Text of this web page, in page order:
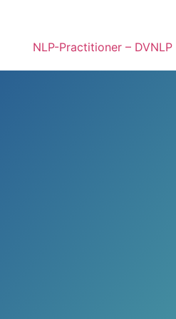
NLP-Practitioner – DVNLP